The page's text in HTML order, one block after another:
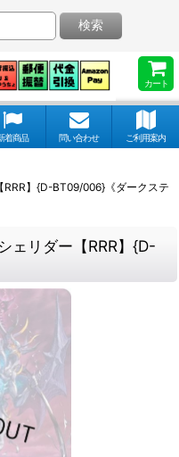
カート
検索
着商品 問い合わせ ご利用案内
RRR】{D-BT09/006}《ダークステ
ェリダー【RRR】{D-